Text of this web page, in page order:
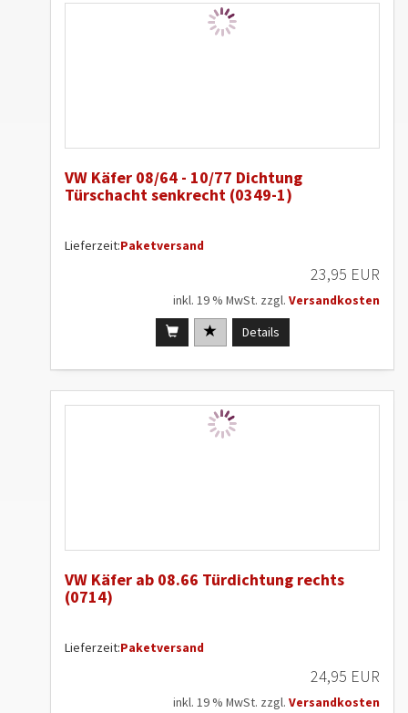
VW Käfer 08/64 - 10/77 Dichtung
Türschacht senkrecht (0349-1)
Lieferzeit:Paketversand
23,95 EUR
inkl. 19 % MwSt. zzgl. Versandkosten
Details
VW Käfer ab 08.66 Türdichtung rechts
(0714)
Lieferzeit:Paketversand
24,95 EUR
inkl. 19 % MwSt. zzgl. Versandkosten